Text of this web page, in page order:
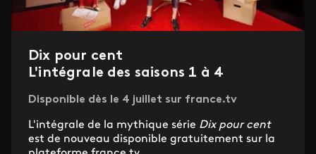
Dix pour cent
L'intégrale des saisons 1 à 4
Disponible dès le 4 juillet sur france.tv
L'intégrale de la mythique série Dix pour cent
est de nouveau disponible gratuitement sur la